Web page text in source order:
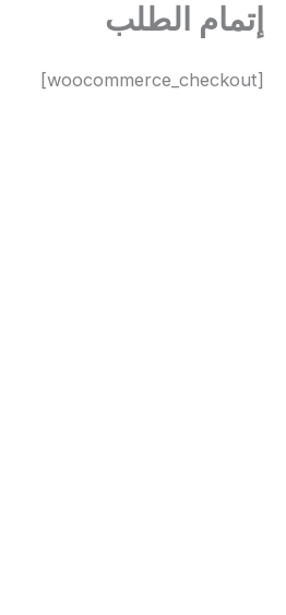
تخطي
إلى
المحتوى
إتمام الطلب
[woocommerce_checkout]